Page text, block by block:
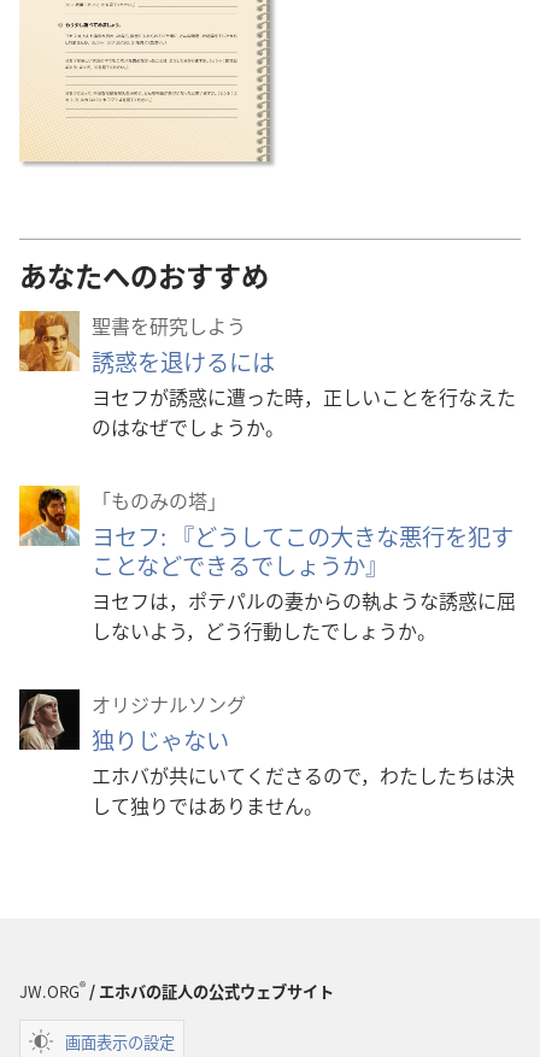
あなたへのおすすめ
聖書を研究しよう
誘惑を退けるには
ヨセフが誘惑に遭った時，正しいことを行なえた
のはなぜでしょうか。
「ものみの塔」
ヨセフ: 『どうしてこの大きな悪行を犯す
ことなどできるでしょうか』
ヨセフは，ポテパルの妻からの執ような誘惑に屈
しないよう，どう行動したでしょうか。
オリジナルソング
独りじゃない
エホバが共にいてくださるので，わたしたちは決
して独りではありません。
JW.ORG®/ エホバの証人の公式ウェブサイト
画面表示の設定